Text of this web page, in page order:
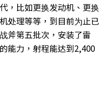
，比如更换发动机、更换
处理等等，到目前为止已
斧第五批次，安装了雷
能力，射程能达到2,400